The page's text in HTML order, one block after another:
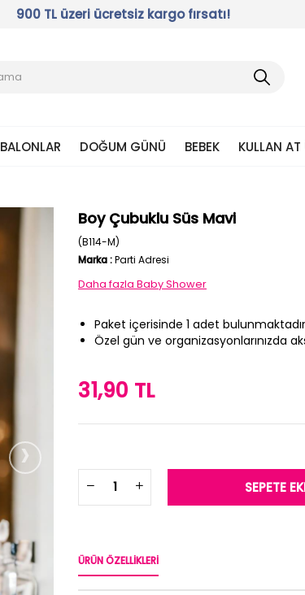
900 TL üzeri ücretsiz kargo fırsatı!
BALONLAR DOĞUM GÜNÜ BEBEK KULLAN AT
›
Boy Çubuklu Süs Mavi
(B114-M)
Marka:Parti Adresi
Daha fazla Baby Shower
Paket içerisinde 1 adet
Özel gün ve organizasyonlarınızda
31,90 TL
ÜRÜN ÖZELLIKLERI